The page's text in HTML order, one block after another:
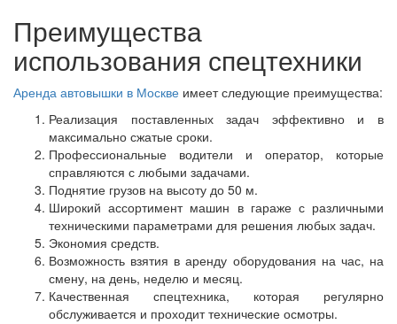
Преимущества
использования спецтехники
Аренда автовышки в Москве имеет следующие преимущества:
Реализация поставленных задач эффективно и в
максимально сжатые сроки.
Профессиональные водители и оператор, которые
справляются с любыми задачами.
Поднятие грузов на высоту до 50 м.
Широкий ассортимент машин в гараже с различными
техническими параметрами для решения любых задач.
Экономия средств.
Возможность взятия в аренду оборудования на час, на
смену, на день, неделю и месяц.
Качественная спецтехника, которая регулярно
обслуживается и проходит технические осмотры.